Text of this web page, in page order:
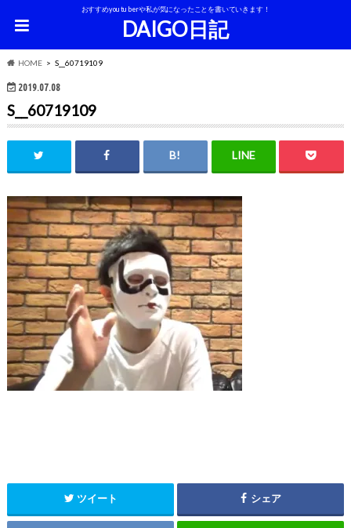
おすすめyoutuberや私が気になったことを書いていきます！
DAIGO日記
HOME S__60719109
2019.07.08
S__60719109
ツイート シェア